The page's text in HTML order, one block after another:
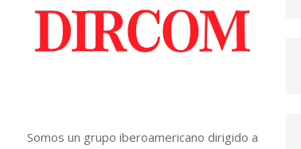
Somos un grupo iberoamericano dirigido a